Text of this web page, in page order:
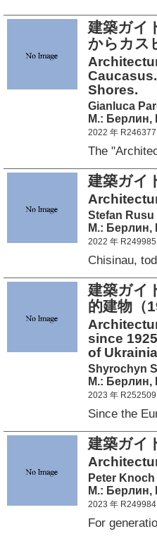
建築ガ
からカス
Shores.
Gianluca
М.: Берлин,
2022 年 R246377
The
建築ガ
Stefan Rusu
М.: Берлин,
2022 年 R249985
Chisinau,
建築ガイ
的建物（
since
of
Shyrochyn
М.: Берлин,
2023 年 R252509
Since the
建築ガ
Peter Knoch
М.: Берлин,
2023 年 R249984
For